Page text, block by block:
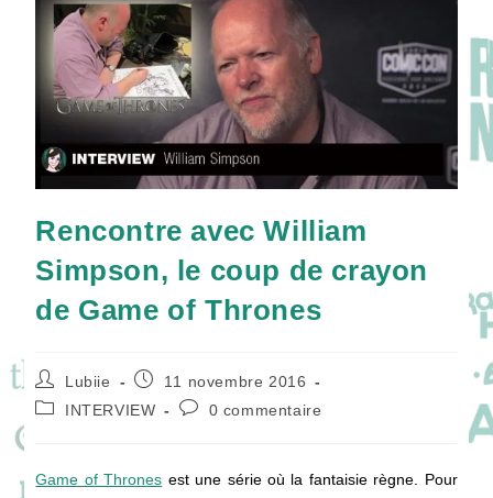
Rencontre avec William
Simpson, le coup de crayon
de Game of Thrones
Auteur/autrice
de
la
Lubiie
Publication
publiée :
11 novembre 2016
PostINTERVIEW
Commentaires
0 commentaire
Game of Thrones est une série où la fantaisie règne. Pour